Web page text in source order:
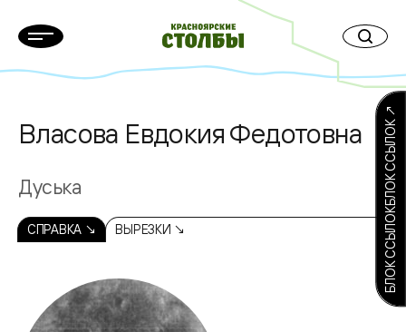
Власова Евдокия Федотовна
Дуська
СПРАВКА ↘ ВЫРЕЗКИ ↘ БЛОК ССЫЛОКБЛОК ССЫЛОК ↗